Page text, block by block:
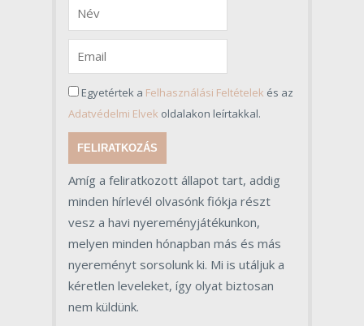
Egyetértek a Felhasználási Feltételek és az
Adatvédelmi Elvek oldalakon leírtakkal.
FELIRATKOZÁS
Amíg a feliratkozott állapot tart, addig
minden hírlevél olvasónk fiókja részt
vesz a havi nyereményjátékunkon,
melyen minden hónapban más és más
nyereményt sorsolunk ki. Mi is utáljuk a
kéretlen leveleket, így olyat biztosan
nem küldünk.